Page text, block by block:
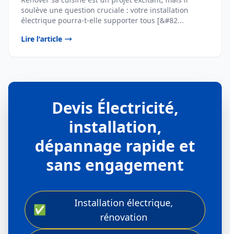
soulève une question cruciale : votre installation
électrique pourra-t-elle supporter tous [&#82...
Lire l'article
Devis Électricité,
installation,
dépannage rapide et
sans engagement
✅
Installation électrique,
rénovation